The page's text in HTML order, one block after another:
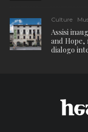
Culture
Assisi
and Hope,
dialogo